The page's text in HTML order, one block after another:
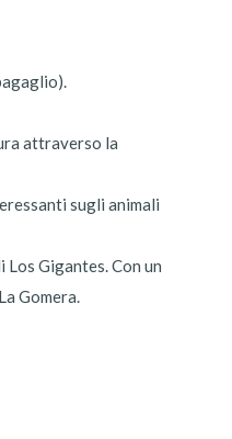
attraverso la
sugli animali
Gigantes. Con un
Gomera.